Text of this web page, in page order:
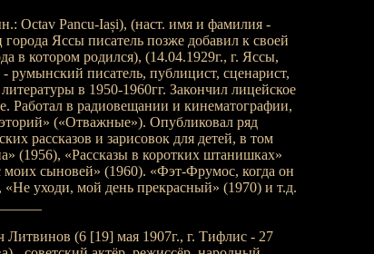
Octav Pancu-Iași), (наст. имя и фамилия -
Яссы писатель позже добавил к своей
в котором родился), (14.04.1929г., г. Яссы,
румынский писатель, публицист, сценарист,
в 1950-1960гг. Закончил лицейское
Работал в радиовещании и кинематографии,
(«Отважные»). Опубликовал ряд
рассказов и зарисовок для детей, в том
(1956), «Рассказы в коротких штанишках»
моих сыновей» (1960). «Фэт-Фрумос, когда он
уходи, мой день прекрасный» (1970) и т.д.
(6 [19] мая 1907г., г. Тифлис - 27